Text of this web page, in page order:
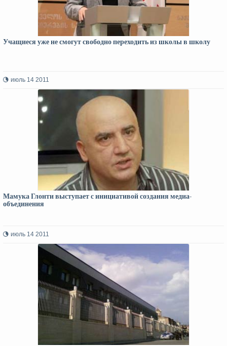
Учащиеся уже не смогут свободно переходить из школы в школу
июль 14 2011
Мамука Глонти выступает с инициативой создания медиа-
объединения
июль 14 2011